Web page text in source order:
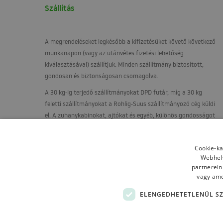
Szállítás
A megrendeléseket legkésőbb a kifizetésüket követő következő
munkanapon (vagy az utánvétes fizetési lehetőség
kiválasztásával) szállítjuk. Minden szállítmány biztosított,
gondosan és biztonságosan csomagolva.
A 30 kg-ig terjedő szállítmányokat DPDfutár, míg a 30 kg
feletti szállítmányokat a Rohlig-Suus szállítmányozó cég küldi
el. A zuhanykabinokat, ajtókat és egyéb, különös gondosságot
About us
Cookie-
vagy
ELENGEDHETETLENÜL